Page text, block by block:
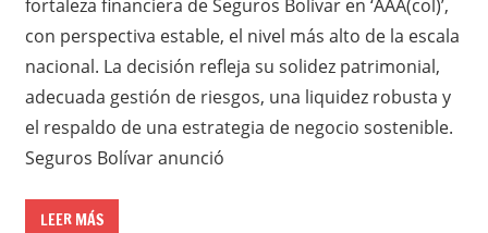
fortaleza financiera de Seguros Bolívar en ‘AAA(col)’,
con perspectiva estable, el nivel más alto de la escala
nacional. La decisión refleja su solidez patrimonial,
adecuada gestión de riesgos, una liquidez robusta y
el respaldo de una estrategia de negocio sostenible.
Seguros Bolívar anunció
LEER MÁS